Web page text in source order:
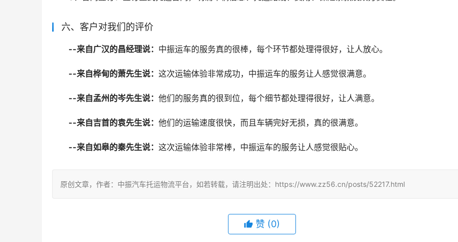
六、客户对我们的评价
--来自广汉的昌经理说： 中振运车的服务真的很棒，每个环节都处理得很好，让人放心。
--来自桦甸的萧先生说： 这次运输体验非常成功，中振运车的服务让人感觉很满意。
--来自孟州的岑先生说： 他们的服务真的很到位，每个细节都处理得很好，让人满意。
--来自吉首的袁先生说： 他们的运输速度很快，而且车辆完好无损，真的很满意。
--来自如皋的秦先生说： 这次运输体验非常棒，中振运车的服务让人感觉很贴心。
原创文章，作者：中振汽车托运物流平台，如若转载，请注明出处：https://www.zz56.cn/posts/52217.html
赞 (0)